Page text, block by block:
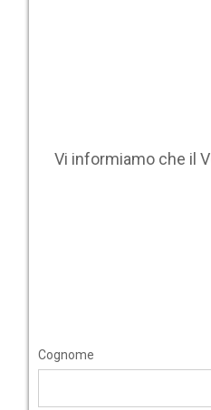
Vi informiamo che il
Cognome